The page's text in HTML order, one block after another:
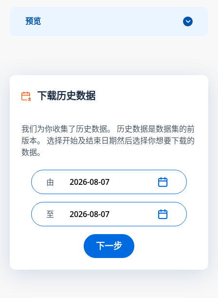
预览
下载历史数据
我们为你收集了历史数据。 历史数据是数据集的前
版本。 选择开始及结束日期然后选择你想要下载的
数据。
选择开始日期
由
选择结束日期
至
下一步